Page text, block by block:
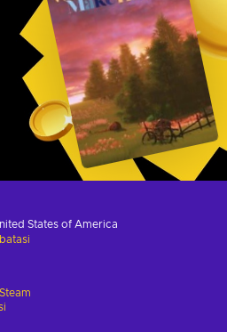
States of America
Steam